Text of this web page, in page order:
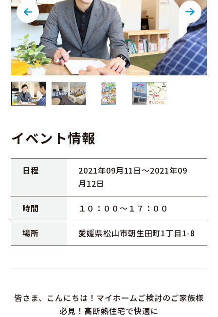
イベント情報
日程
2021年09月11日〜2021年09
月12日
時間 １０：００～１７：００
場所 愛媛県松山市朝生田町1丁目1-8
皆さま、こんにちは！マイホームご検討のご家族様
必見！高断熱住宅で快適に